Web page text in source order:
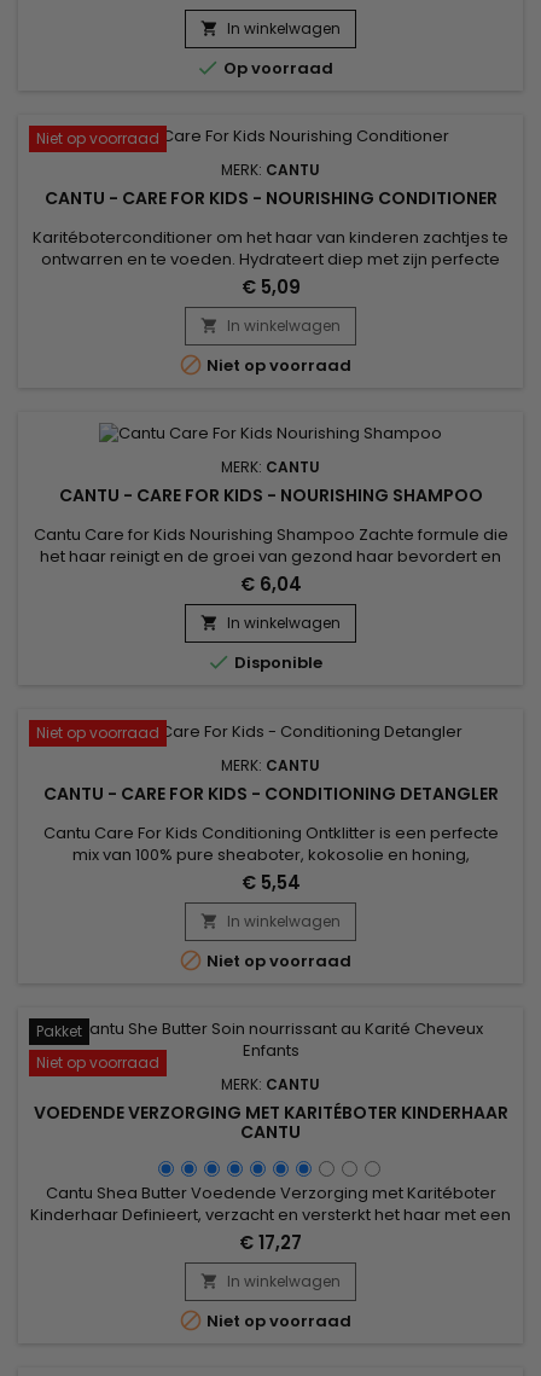
haarvezel, bestrijdt roos, voegt zachtheid en glans toe en
vermindert het ontstaan van knopen en kroes zonder het
haar te hoeven uitspoelen. De vochtinbrengende leave-in
shampoo van Cantu Care...
 In winkelwagen
 Op voorraad
Niet op voorraad
MERK: CANTU
CANTU - CARE FOR KIDS - NOURISHING CONDITIONER
Karitéboterconditioner om het haar van kinderen zachtjes te
ontwarren en te voeden. Hydrateert diep met zijn perfecte
mix van 100% pure sheaboter, kokosolie en honing.
Geformuleerd zonder chemische ingrediënten. Voedt
breekbaar haar, krullen en golven met zachtheid. Vrij van
minerale olie, sulfaten, parabenen, siliconen, gluten,
paraffine of propyleen....
€ 5,09
 In winkelwagen
 Niet op voorraad
MERK: CANTU
CANTU - CARE FOR KIDS - NOURISHING SHAMPOO
Cantu Care for Kids Nourishing Shampoo Zachte formule die
het haar reinigt en de groei van gezond haar bevordert en
die een perfecte mix van 100% pure karitéboter, kokosolie en
honing bevat, zonder chemische producten. &nbsp;Voedt
breekbaar haar, krullen en golven in alle zachtheid. Zonder
sulfaten, parabenen, siliconen, ftalaten, gluten of paraffine.
€ 6,04
 In winkelwagen
 Disponible
Niet op voorraad
MERK: CANTU
CANTU - CARE FOR KIDS - CONDITIONING DETANGLER
Cantu Care For Kids Conditioning Ontklitter is een perfecte
mix van 100% pure sheaboter, kokosolie en honing,
geformuleerd zonder chemische ingrediënten.&nbsp;
Ontworpen om breekbaar haar, krullen en golven zachtjes te
voeden. Hoe Cantu Care For Kids Conditioning Detangler te
gebruiken : Spray op droog haar, van aanzet tot punt. Stijl
Ingrediënten :...
€ 5,54
 In winkelwagen
 Niet op voorraad
Pakket
Niet op voorraad
MERK: CANTU
VOEDENDE VERZORGING MET KARITÉBOTER KINDERHAAR
CANTU
Cantu Shea Butter Voedende Verzorging met Karitéboter
Kinderhaar Definieert, verzacht en versterkt het haar met een
perfecte mix van pure Karitéboter, Kokosolie en Honing,
geformuleerd zonder chemische bestanddelen. Voedt
breekbaar haar, krullen en golven in alle zachtheid. Zonder
minerale oliën, sulfaten, parabenen, siliconen, gluten,
paraffine of...
€ 17,27
 In winkelwagen
 Niet op voorraad